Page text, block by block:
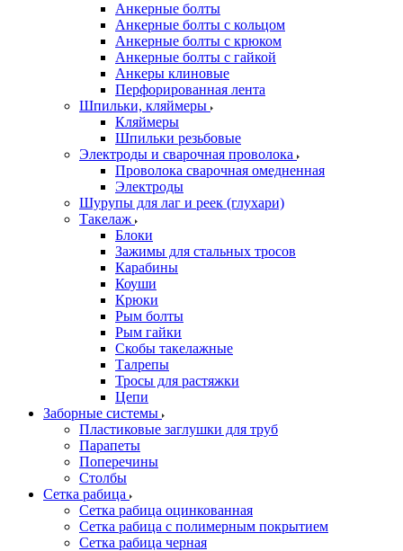
Анкерные болты
Анкерные болты с кольцом
Анкерные болты с крюком
Анкерные болты с гайкой
Анкеры клиновые
Перфорированная лента
Шпильки, кляймеры
Кляймеры
Шпильки резьбовые
Электроды и сварочная проволока
Проволока сварочная омедненная
Электроды
Шурупы для лаг и реек (глухари)
Такелаж
Блоки
Зажимы для стальных тросов
Карабины
Коуши
Крюки
Рым болты
Рым гайки
Скобы такелажные
Талрепы
Тросы для растяжки
Цепи
Заборные системы
Пластиковые заглушки для труб
Парапеты
Поперечины
Столбы
Сетка рабица
Сетка рабица оцинкованная
Сетка рабица с полимерным покрытием
Сетка рабица черная